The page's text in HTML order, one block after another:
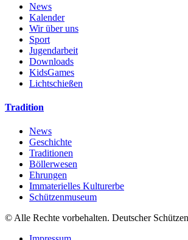
News
Kalender
Wir über uns
Sport
Jugendarbeit
Downloads
KidsGames
Lichtschießen
Tradition
News
Geschichte
Traditionen
Böllerwesen
Ehrungen
Immaterielles Kulturerbe
Schützenmuseum
© Alle Rechte vorbehalten. Deutscher